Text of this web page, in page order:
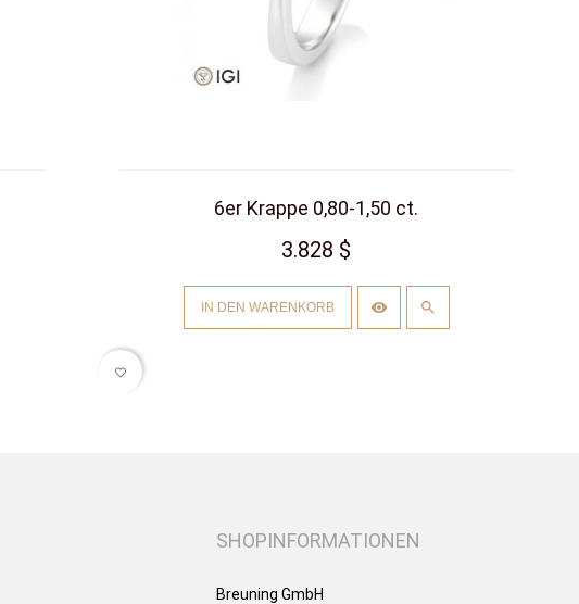
6er Krappe 0,80-1,50 ct.
3.828 $
IN DEN WARENKORB
favorite_border
SHOPINFORMATIONEN
Breuning GmbH